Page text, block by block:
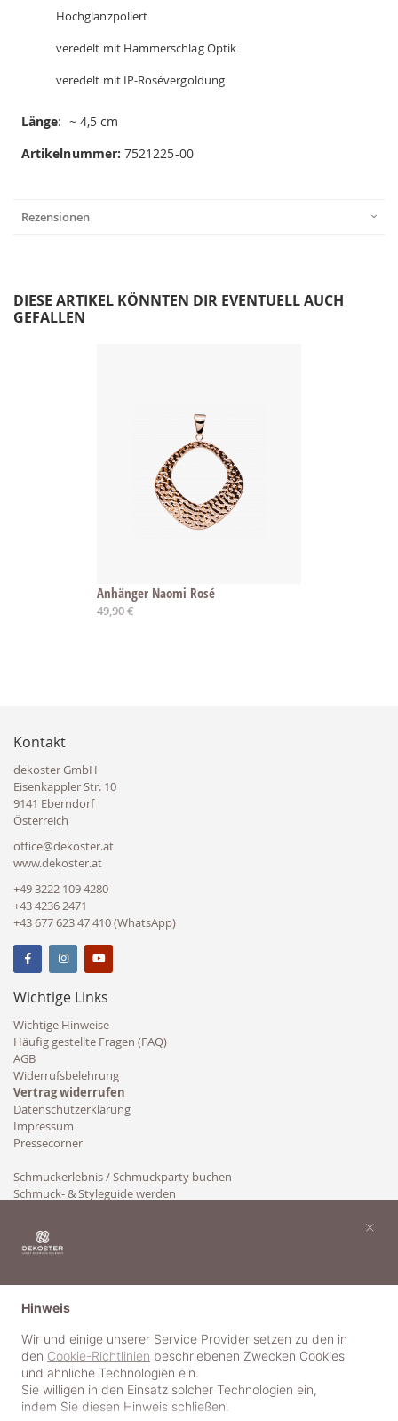
Hochglanzpoliert
veredelt mit Hammerschlag Optik
veredelt mit IP-Rosévergoldung
Länge: ~ 4,5 cm
Artikelnummer: 7521225-00
Rezensionen
DIESE ARTIKEL KÖNNTEN DIR EVENTUELL AUCH
GEFALLEN
Anhänger Naomi Rosé
49,90 €
Kontakt
dekoster GmbH
Eisenkappler Str. 10
9141 Eberndorf
Österreich
office@dekoster.at
www.dekoster.at
+49 3222 109 4280
+43 4236 2471
+43 677 623 47 410 (WhatsApp)
Wichtige Links
Wichtige Hinweise
Häufig gestellte Fragen (FAQ)
AGB
Widerrufsbelehrung
Vertrag widerrufen
Datenschutzerklärung
Impressum
Pressecorner
Schmuckerlebnis / Schmuckparty buchen
Schmuck- & Styleguide werden
Hinweis
Wir und einige unserer Service Provider setzen zu den in
den Cookie-Richtlinien beschriebenen Zwecken Cookies
und ähnliche Technologien ein.
Sie willigen in den Einsatz solcher Technologien ein,
indem Sie diesen Hinweis schließen.
×